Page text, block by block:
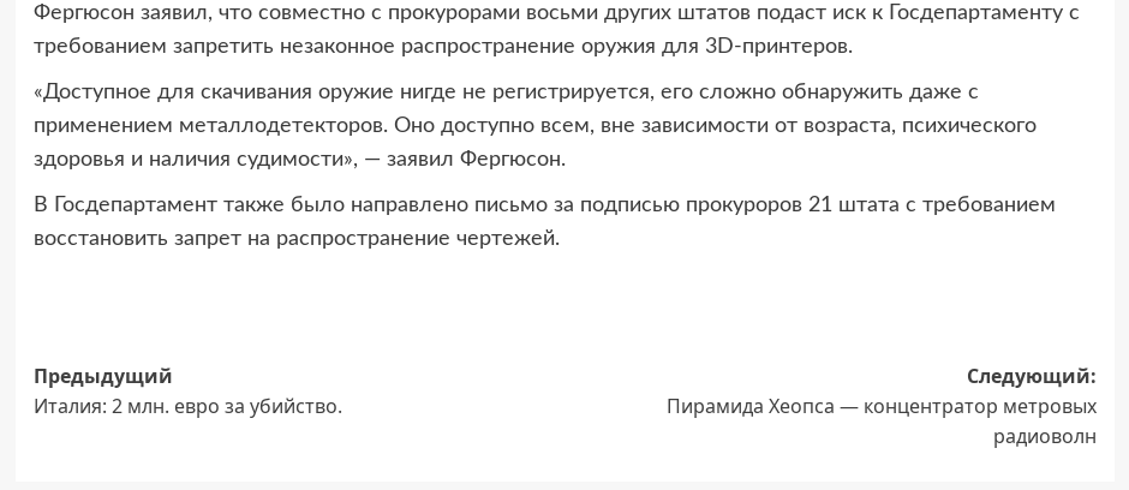
Фергюсон заявил, что совместно с прокурорами восьми других штатов подаст иск к Госдепартаменту с
требованием запретить незаконное распространение оружия для 3D-принтеров.
«Доступное для скачивания оружие нигде не регистрируется, его сложно обнаружить даже с
применением металлодетекторов. Оно доступно всем, вне зависимости от возраста, психического
здоровья и наличия судимости», — заявил Фергюсон.
В Госдепартамент также было направлено письмо за подписью прокуроров 21 штата с требованием
восстановить запрет на распространение чертежей.
Навигация
записи
Предыдущий
Италия: 2 млн. евро за убийство.
Следующий:
Пирамида Хеопса — концентратор метровых
радиоволн